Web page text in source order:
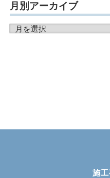
月別アーカイブ
月
別
施工